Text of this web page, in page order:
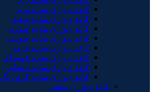
کاغذ دیواری ساده سبز
کاغذ دیواری ساده سفید
کاغذ دیواری ساده صورتی
کاغذ دیواری ساده طوسی
کاغذ دیواری ساده قرمز
کاغذ دیواری ساده قهوه ای
کاغذ دیواری ساده مشکی
کاغذ دیواری ساده کرم رنگ
کاغذ دیواری سقفی